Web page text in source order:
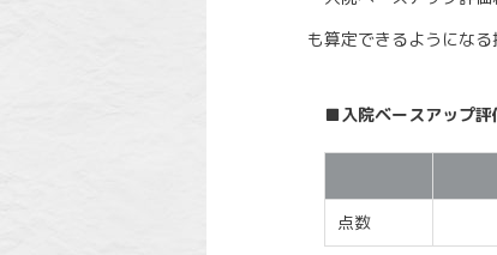
も算定できるようにな
■入院ベースアップ評
点数